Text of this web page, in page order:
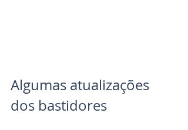
Algumas atualizações
dos bastidores